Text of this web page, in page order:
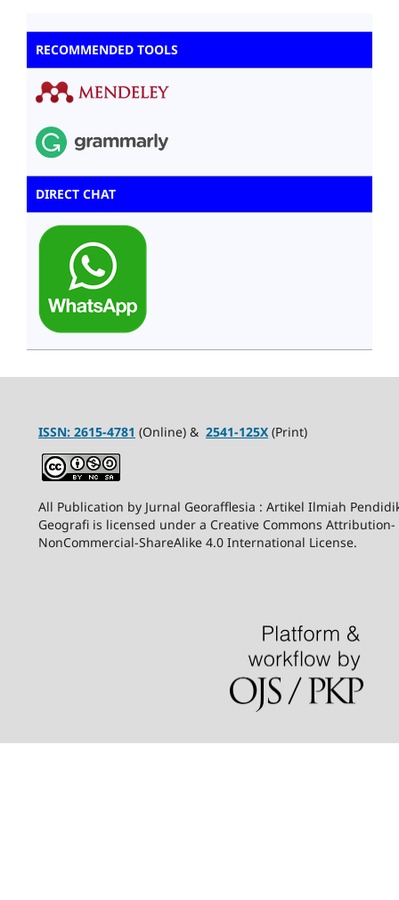
RECOMMENDED TOOLS
DIRECT CHAT
ISSN: 2615-4781 (Online) & 2541-125X(Print)
All Publication by Jurnal Georafflesia : Artikel Ilmiah
Geografi is licensed under a Creative Commons Attribution-
NonCommercial-ShareAlike 4.0 International License.